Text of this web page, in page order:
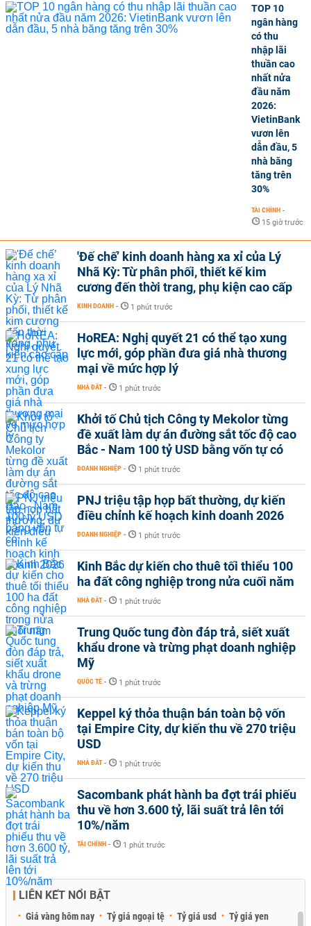
TOP 10
ngân hàng
có thu
nhập lãi
thuần cao
nhất nửa
đầu năm
2026:
VietinBank
vươn lên
dẫn đầu, 5
nhà băng
tăng trên
30%
TÀI CHÍNH -
15 giờ trước
'Đế chế’ kinh doanh hàng xa xỉ của Lý
Nhã Kỳ: Từ phân phối, thiết kế kim
cương đến thời trang, phụ kiện cao cấp
KINH DOANH - 1 phút trước
HoREA: Nghị quyết 21 có thể tạo xung
lực mới, góp phần đưa giá nhà thương
mại về mức hợp lý
NHÀ ĐẤT - 1 phút trước
Khởi tố Chủ tịch Công ty Mekolor từng
đề xuất làm dự án đường sắt tốc độ cao
Bắc - Nam 100 tỷ USD bằng vốn tự có
DOANH NGHIỆP - 1 phút trước
PNJ triệu tập họp bất thường, dự kiến
điều chỉnh kế hoạch kinh doanh 2026
DOANH NGHIỆP - 1 phút trước
Kinh Bắc dự kiến cho thuê tối thiểu 100
ha đất công nghiệp trong nửa cuối năm
NHÀ ĐẤT - 1 phút trước
Trung Quốc tung đòn đáp trả, siết xuất
khẩu drone và trừng phạt doanh nghiệp
Mỹ
QUỐC TẾ - 1 phút trước
Keppel ký thỏa thuận bán toàn bộ vốn
tại Empire City, dự kiến thu về 270 triệu
USD
NHÀ ĐẤT - 1 phút trước
Sacombank phát hành ba đợt trái phiếu
thu về hơn 3.600 tỷ, lãi suất trả lên tới
10%/năm
TÀI CHÍNH - 1 phút trước
LIÊN KẾT NỔI BẬT
Giá vàng hôm nay Tỷ giá ngoại tệ Tỷ giá usd Tỷ giá yen